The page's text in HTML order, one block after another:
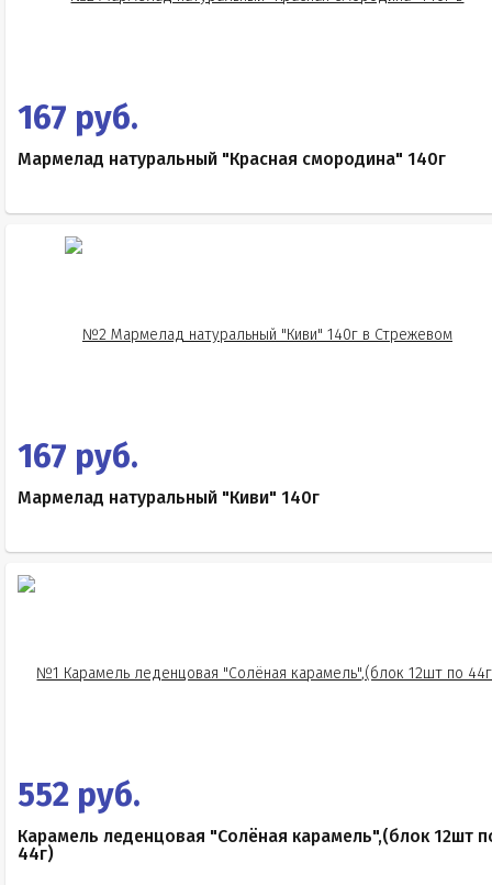
167 руб.
Мармелад натуральный "Красная смородина" 140г
167 руб.
Мармелад натуральный "Киви" 140г
552 руб.
Карамель леденцовая "Солёная карамель",(блок 12шт
44г)